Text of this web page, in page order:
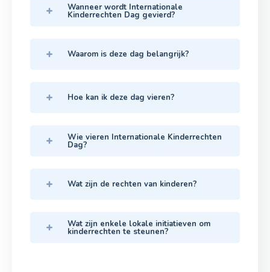
Wanneer wordt Internationale
Kinderrechten Dag gevierd?
Waarom is deze dag belangrijk?
Hoe kan ik deze dag vieren?
Wie vieren Internationale Kinderrechten
Dag?
Wat zijn de rechten van kinderen?
Wat zijn enkele lokale initiatieven om
kinderrechten te steunen?